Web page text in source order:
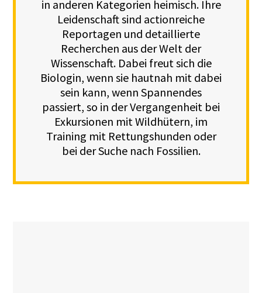
in anderen Kategorien heimisch. Ihre
Leidenschaft sind actionreiche
Reportagen und detaillierte
Recherchen aus der Welt der
Wissenschaft. Dabei freut sich die
Biologin, wenn sie hautnah mit dabei
sein kann, wenn Spannendes
passiert, so in der Vergangenheit bei
Exkursionen mit Wildhütern, im
Training mit Rettungshunden oder
bei der Suche nach Fossilien.